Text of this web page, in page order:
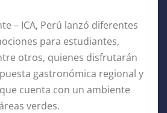
– ICA, Perú lanzó diferentes
para estudiantes,
otros, quienes disfrutarán
gastronómica regional y
cuenta con un ambiente
verdes.